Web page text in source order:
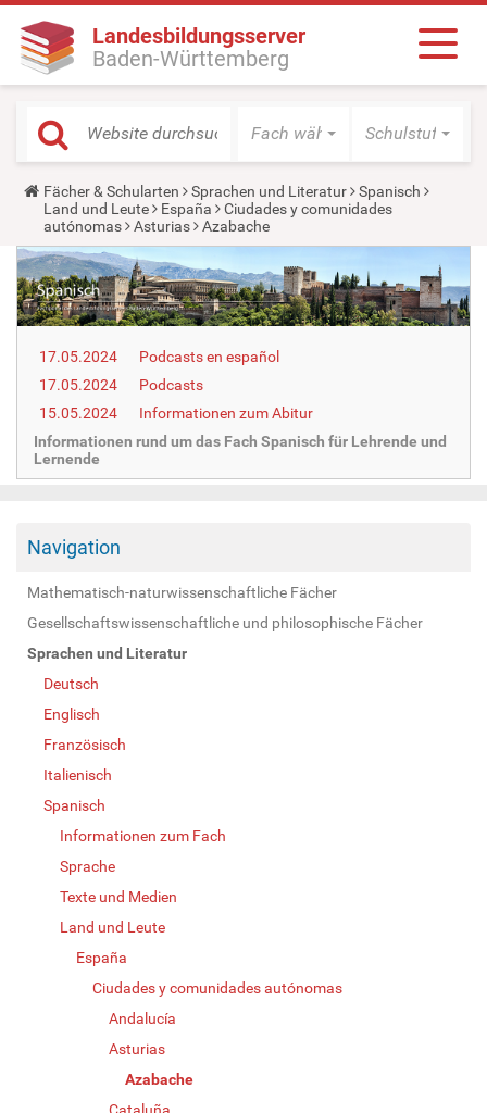
Landesbildungsserver
Baden-Württemberg
Fach wählen Schulstufe
Y
o
u
a
r
e
h
e
r
:
Fächer & Schularten Sprachen und Literatur
Spanisch
Land und Leute
España
Ciudades y comunidades
autónomas
Asturias Azabache
17.05.2024
Podcasts en español
17.05.2024
Podcasts
15.05.2024
Informationen zum Abitur
Informationen rund um das Fach Spanisch für Lehrende und
Lernende
Navigation
Mathematisch-naturwissenschaftliche Fächer
Gesellschaftswissenschaftliche und philosophische Fächer
Sprachen und Literatur
Deutsch
Englisch
Französisch
Italienisch
Spanisch
Informationen zum Fach
Sprache
Texte und Medien
Land und Leute
España
Ciudades y comunidades autónomas
Andalucía
Asturias
Azabache